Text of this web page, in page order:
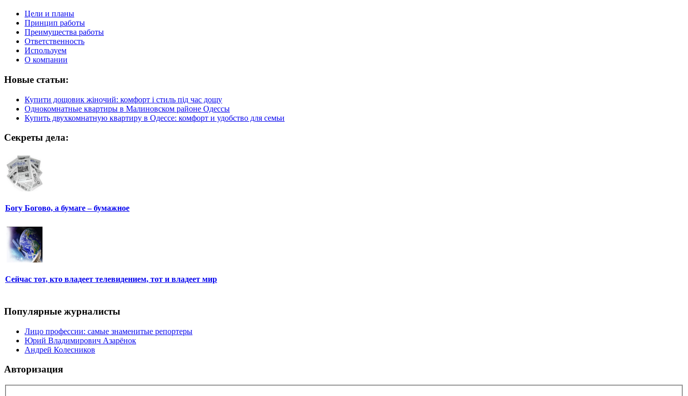
Цели и планы
Принцип работы
Преимущества работы
Ответственность
Используем
О компании
Новые статьи:
Купити дощовик жіночий: комфорт і стиль під час дощу
Однокомнатные квартиры в Малиновском районе Одессы
Купить двухкомнатную квартиру в Одессе: комфорт и удобство для семьи
Секреты дела:
Богу Богово, а бумаге – бумажное
Сейчас тот, кто владеет телевидением, тот и владеет мир
Популярные журналисты
Лицо профессии: самые знаменитые репортеры
Юрий Владимирович Азарёнок
Андрей Колесников
Авторизация